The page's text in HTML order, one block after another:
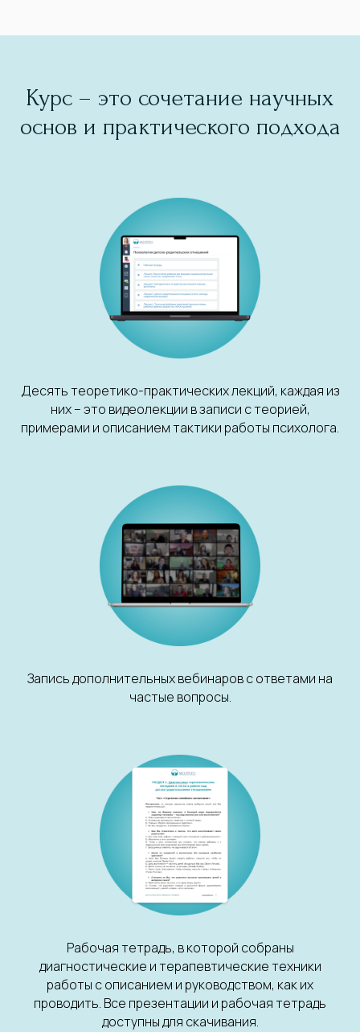
Курс – это сочетание научных
основ и практического подхода
Десять теоретико-практических лекций, каждая из
них – это видеолекции в записи с теорией,
примерами и описанием тактики работы психолога.
Запись дополнительных вебинаров с ответами на
частые вопросы.
Рабочая тетрадь, в которой собраны
диагностические и терапевтические техники
работы с описанием и руководством, как их
проводить. Все презентации и рабочая тетрадь
доступны для скачивания.